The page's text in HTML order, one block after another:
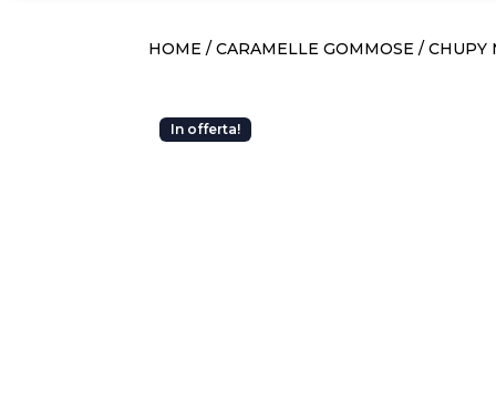
HOME /CARAMELLE GOMMOSE / CHUPY
In offerta!